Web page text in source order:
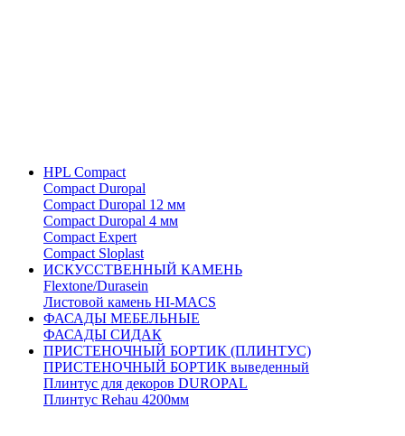
HPL Compact
Compact Duropal
Compact Duropal 12 мм
Compact Duropal 4 мм
Compact Expert
Compact Sloplast
ИСКУССТВЕННЫЙ КАМЕНЬ
Flextone/Durasein
Листовой камень HI-MACS
ФАСАДЫ МЕБЕЛЬНЫЕ
ФАСАДЫ СИДАК
ПРИСТЕНОЧНЫЙ БОРТИК (ПЛИНТУС)
ПРИСТЕНОЧНЫЙ БОРТИК выведенный
Плинтус для декоров DUROPAL
Плинтус Rehau 4200мм